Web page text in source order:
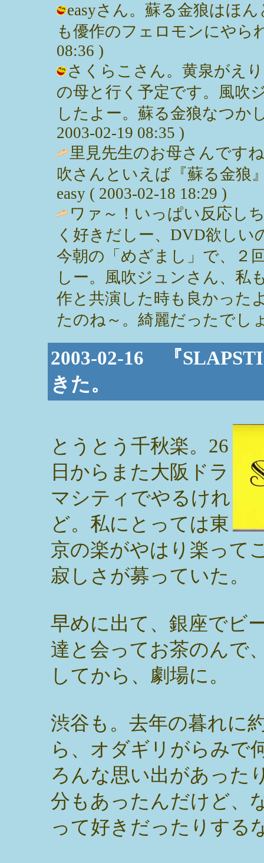
easyさん。蘇る金狼はほ
も優作のフェロモンにやら
08:36 )
さくらこさん。黄泉がえ
の母と行く予定です。風吹
したよー。蘇る金狼なつか
2003-02-19 08:35 )
里見先生のお母さんです
吹さんといえば『蘇る金狼
easy ( 2003-02-18 18:29 )
ワァ～！いっぱい反応し
く好きだしー、DVD欲し
今朝の「めざまし」で、２
しー。風吹ジュンさん、私
作と共演した時も良かった
たのね～。綺麗だったでし
2003-02-16 『
きた。
とうとう千秋楽。26
日からまた大阪ドラ
マシティでやるけれ
ど。私にとっては東
京の楽がやはり楽って
寂しさが募っていた。
早めに出て、銀座でビ
達と会ってお茶のんで
してから、劇場に。
渋谷も。去年の暮れに
ら、オダギリがらみで
ろんな思い出があった
分もあったんだけど、
って好きだったりする